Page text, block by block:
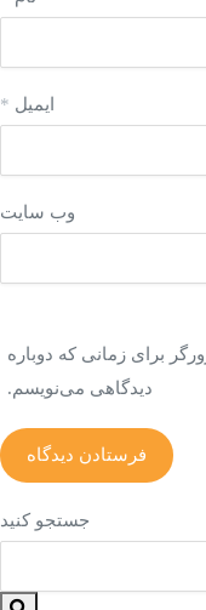
ایمیل*
وب‌ سایت
برای زمانی که دوباره
دیدگاهی می‌نویسم.
جستجو کنید